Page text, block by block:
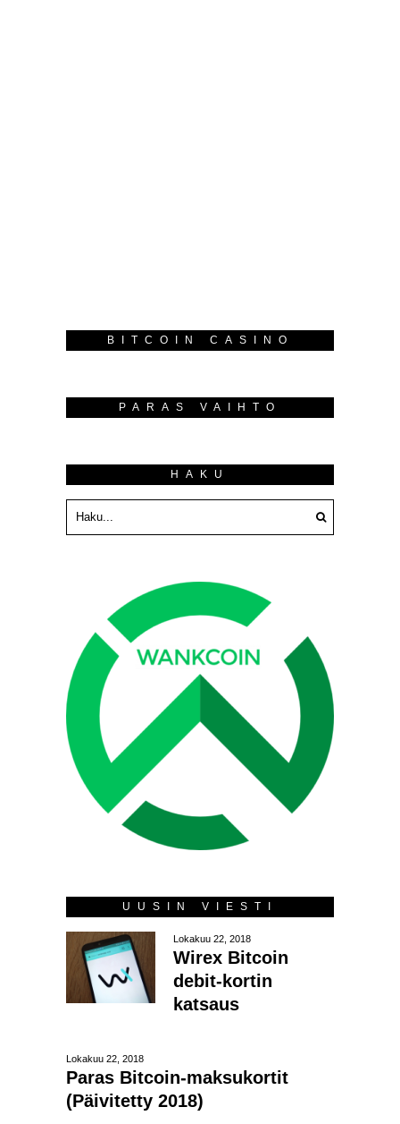
BITCOIN CASINO
PARAS VAIHTO
HAKU
UUSIN VIESTI
Lokakuu 22, 2018
Wirex Bitcoin
debit-kortin
katsaus
Lokakuu 22, 2018
Paras Bitcoin-maksukortit
(Päivitetty 2018)